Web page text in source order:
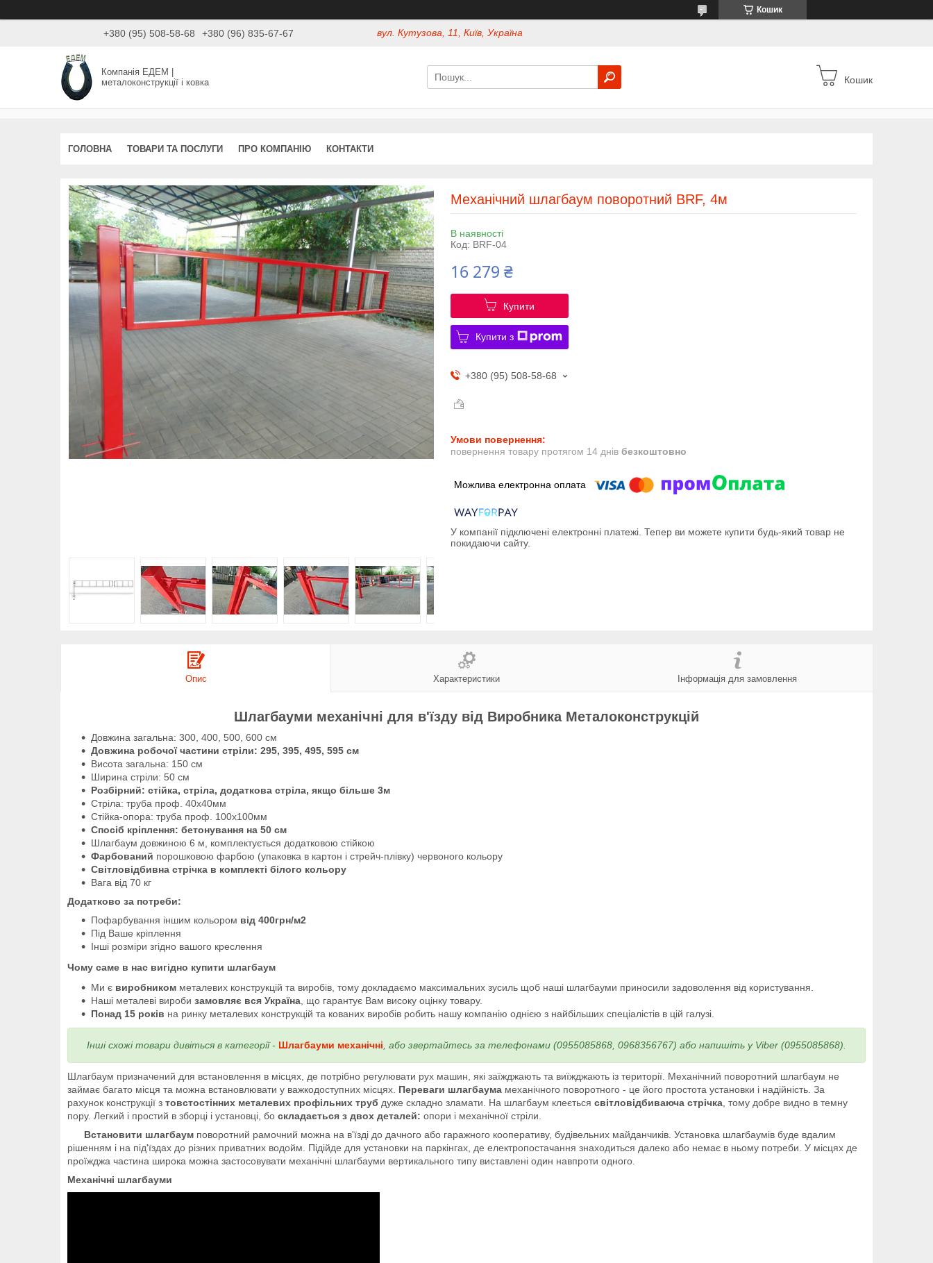
Кошик
+380 (95) 508-58-68 +380 (96) 835-67-67 вул. Кутузова, 11, Київ, Україна
Компанія ЕДЕМ |
металоконструкції і ковка
Кошик
ГОЛОВНА ТОВАРИ ТА ПОСЛУГИ ПРО КОМПАНІЮ КОНТАКТИ
Механічний шлагбаум поворотний BRF, 4м
В наявності
Код: BRF-04
16 279 ₴
Купити
Купити з
+380 (95) 508-58-68
повернення товару протягом 14 днів безкоштовно
У компанії підключені електронні платежі. Тепер ви можете купити будь-який товар не
покидаючи сайту.
Опис Характеристики Інформація для замовлення
Шлагбауми механічні для в'їзду від Виробника Металоконструкцій
Довжина загальна: 300, 400, 500, 600 см
Довжина робочої частини стріли: 295, 395, 495, 595 см
Висота загальна: 150 см
Ширина стріли: 50 см
Розбірний: стійка, стріла, додаткова стріла, якщо більше 3м
Стріла: труба проф. 40х40мм
Стійка-опора: труба проф. 100х100мм
Спосіб кріплення: бетонування на 50 см
Шлагбаум довжиною 6 м, комплектується додатковою стійкою
Фарбований порошковою фарбою (упаковка в картон і стрейч-плівку) червоного кольору
Світловідбивна стрічка в комплекті білого кольору
Вага від 70 кг
Додатково за потреби:
Пофарбування іншим кольором від 400грн/м2
Під Ваше кріплення
Інші розміри згідно вашого креслення
Чому саме в нас вигідно купити шлагбаум
Ми є виробником металевих конструкцій та виробів, тому докладаємо максимальних зусиль щоб наші шлагбауми приносили задоволення від користування.
Наші металеві вироби замовляє вся Україна , що гарантує Вам високу оцінку товару.
Понад 15 років на ринку металевих конструкцій та кованих виробів робить нашу компанію однією з найбільших спеціалістів в цій галузі.
Інші схожі товари дивіться в категорії - Шлагбауми механічні , або звертайтесь за телефонами (0955085868, 0968356767) або напишіть у Viber (0955085868).
Шлагбаум призначений для встановлення в місцях, де потрібно регулювати рух машин, які заїжджають та виїжджають із території. Механічний поворотний шлагбаум не
займає багато місця та можна встановлювати у важкодоступних місцях. Переваги шлагбаума механічного поворотного - це його простота установки і надійність. За
рахунок конструкції з товстостінних металевих профільних труб дуже складно зламати. На шлагбаум клеється світловідбиваюча стрічка , тому добре видно в темну
пору. Легкий і простий в зборці і установці, бо складається з двох деталей: опори і механічної стріли.
Встановити шлагбаум поворотний рамочний можна на в'їзді до дачного або гаражного кооперативу, будівельних майданчиків. Установка шлагбаумів буде вдалим
рішенням і на під'їздах до різних приватних водойм. Підійде для установки на паркінгах, де електропостачання знаходиться далеко або немає в ньому потреби. У місцях де
проїжджа частина широка можна застосовувати механічні шлагбауми вертикального типу виставлені один навпроти одного.
Механічні шлагбауми